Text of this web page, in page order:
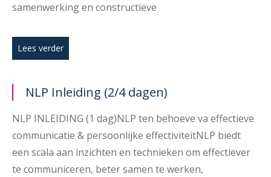
samenwerking en constructieve
Lees verder
NLP Inleiding (2/4 dagen)
NLP INLEIDING (1 dag)NLP ten behoeve va effectieve
communicatie & persoonlijke effectiviteitNLP biedt
een scala aan inzichten en technieken om effectiever
te communiceren, beter samen te werken,